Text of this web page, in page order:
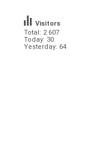
Total: 2 607
Today: 30
Yesterday: 64
Visitors